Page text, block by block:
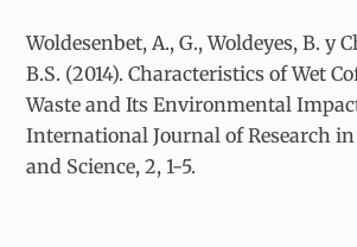
Woldesenbet, A., G., Woldeyes, B. y
B.S. (2014). Characteristics of Wet
Waste and Its Environmental
International Journal of Research
and Science, 2, 1-5.